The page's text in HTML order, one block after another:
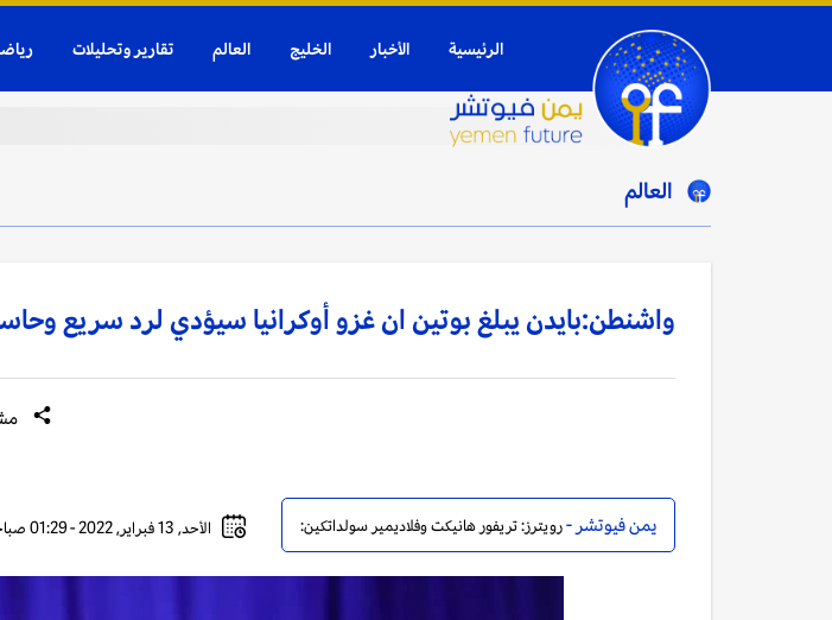
الرئيسية الأخبار الخليج العالم تقارير وتحليلات
العالم
واشنطن:بايدن يبلغ بوتين ان غزو أوكرانيا سيؤدي لرد سريع
يمن فيوتشر -رويترز: تريفور هانيكت وفلاديمير سولداتكين: الأحد, 13 فبراير, 2022 - 01:29 صباحاً